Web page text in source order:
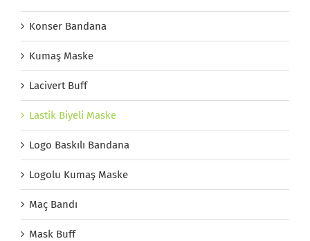
Konser Bandana
Kumaş Maske
Lacivert Buff
Lastik Biyeli Maske
Logo Baskılı Bandana
Logolu Kumaş Maske
Maç Bandı
Mask Buff